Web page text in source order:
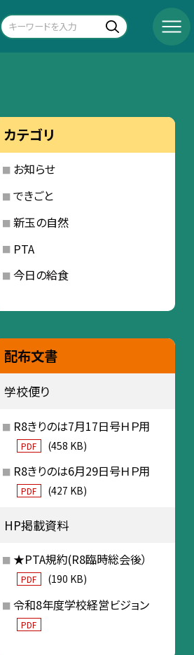
カテゴリ
お知らせ
できごと
新玉の自然
PTA
今日の給食
配布文書
学校便り
R8きりのは7月17日号ＨＰ用
PDF (458 KB)
R8きりのは6月29日号ＨＰ用
PDF (427 KB)
HP掲載資料
★PTA規約(R8臨時総会後）
PDF (190 KB)
令和8年度学校経営ビジョン
PDF